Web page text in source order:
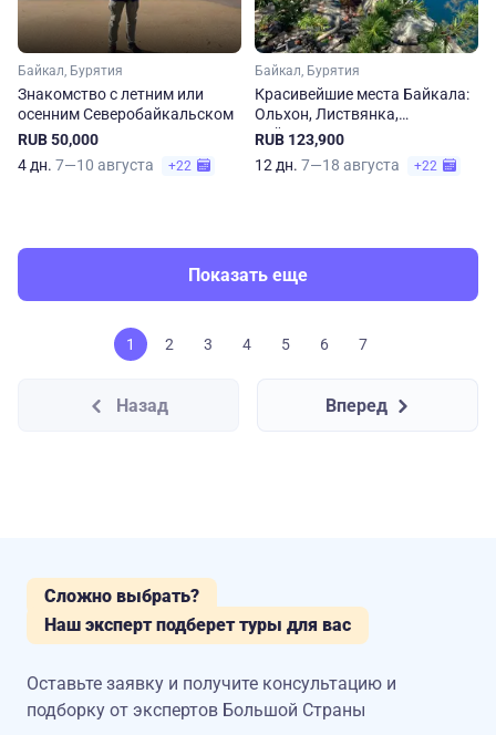
Байкал, Бурятия
Знакомство с летним или
осенним Северобайкальском
RUB 50,000
4 дн. 7—10 августа +22
Байкал, Бурятия
Красивейшие места Байкала:
Ольхон, Листвянка,
Байкальск. Лето
RUB 123,900
12 дн. 7—18 августа +22
Показать еще
1 2 3 4 5 6 7
Назад Вперед
Сложно выбрать?
Наш эксперт подберет туры для вас
Оставьте заявку и получите консультацию и
подборку от экспертов Большой Страны